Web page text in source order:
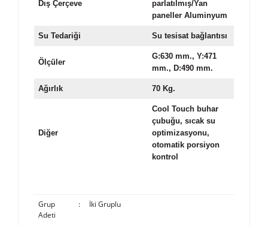
Dış Çerçeve
parlatılmış/Yan
paneller Aluminyum
Su Tedariği Su tesisat bağlantısı
Ölçüler
G:630 mm., Y:471
mm., D:490 mm.
Ağırlık 70 Kg.
Diğer
Cool Touch buhar
çubuğu, sıcak su
optimizasyonu,
otomatik porsiyon
kontrol
Grup
Adeti
: İki Gruplu